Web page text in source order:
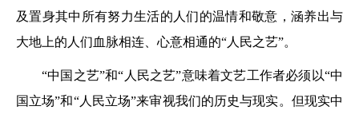
及置身其中所有努力生活的人们的温情和敬意，涵养出与
大地上的人们血脉相连、心意相通的“人民之艺”。
“中国之艺”和“人民之艺”意味着文艺工作者必须以“中
国立场”和“人民立场”来审视我们的历史与现实。但现实中